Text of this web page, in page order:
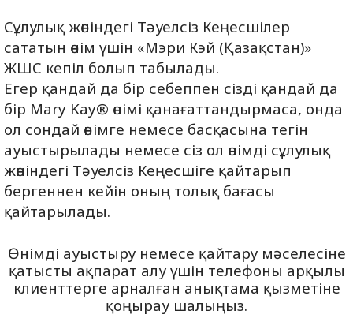
Сұлулық жөніндегі Тәуелсіз Кеңесшілер
сататын өнім үшін «Мэри Кэй (Қазақстан)»
ЖШС кепіл болып табылады.
Егер қандай да бір себеппен сізді қандай да
бір Mary Kay® өнімі қанағаттандырмаса, онда
ол сондай өнімге немесе басқасына тегін
ауыстырылады немесе сіз ол өнімді сұлулық
жөніндегі Тәуелсіз Кеңесшіге қайтарып
бергеннен кейін оның толық бағасы
қайтарылады.
Өнімді ауыстыру немесе қайтару мәселесіне
қатысты ақпарат алу үшін телефоны арқылы
клиенттерге арналған анықтама қызметіне
қоңырау шалыңыз.